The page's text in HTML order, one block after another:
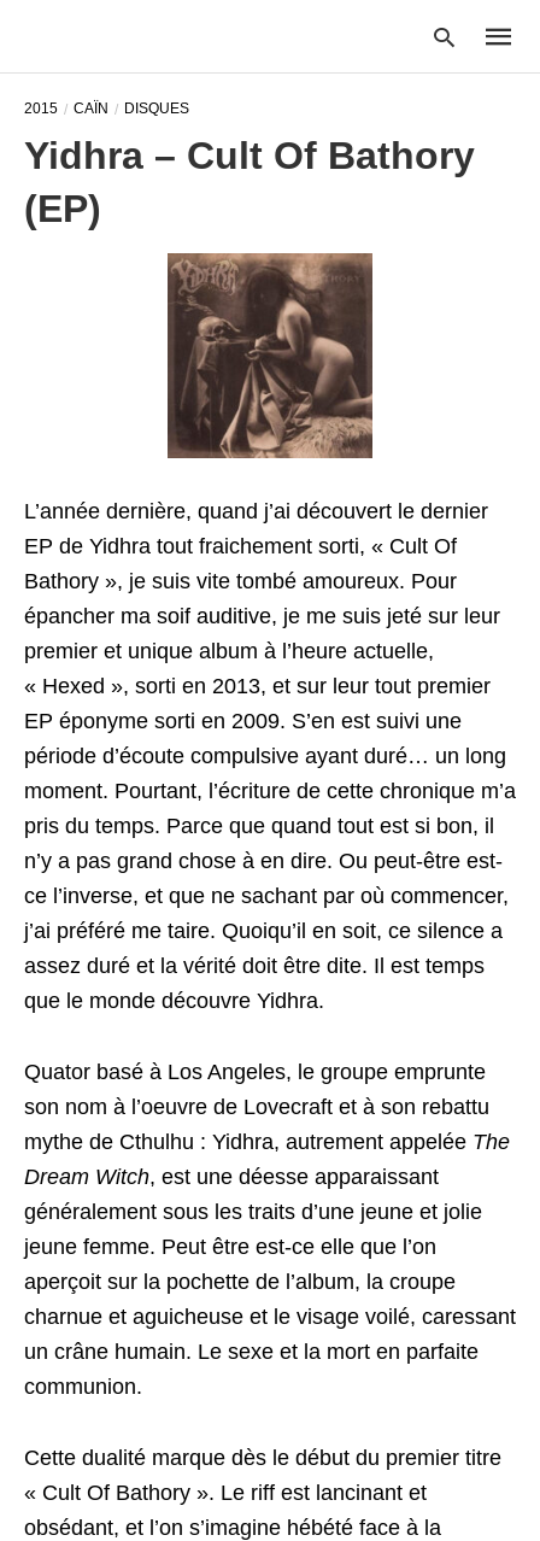
2015 CAÏN DISQUES
Yidhra – Cult Of Bathory
(EP)
L’année dernière, quand j’ai découvert le dernier
EP de Yidhra tout fraichement sorti, « Cult Of
Bathory », je suis vite tombé amoureux. Pour
épancher ma soif auditive, je me suis jeté sur leur
premier et unique album à l’heure actuelle,
« Hexed », sorti en 2013, et sur leur tout premier
EP éponyme sorti en 2009. S’en est suivi une
période d’écoute compulsive ayant duré… un long
moment. Pourtant, l’écriture de cette chronique m’a
pris du temps. Parce que quand tout est si bon, il
n’y a pas grand chose à en dire. Ou peut-être est-
ce l’inverse, et que ne sachant par où commencer,
j’ai préféré me taire. Quoiqu’il en soit, ce silence a
assez duré et la vérité doit être dite. Il est temps
que le monde découvre Yidhra.
Quator basé à Los Angeles, le groupe emprunte
son nom à l’oeuvre de Lovecraft et à son rebattu
mythe de Cthulhu : Yidhra, autrement appelée The
Dream Witch, est une déesse apparaissant
généralement sous les traits d’une jeune et jolie
jeune femme. Peut être est-ce elle que l’on
aperçoit sur la pochette de l’album, la croupe
charnue et aguicheuse et le visage voilé, caressant
un crâne humain. Le sexe et la mort en parfaite
communion.
Cette dualité marque dès le début du premier titre
« Cult Of Bathory ». Le riff est lancinant et
obsédant, et l’on s’imagine hébété face à la